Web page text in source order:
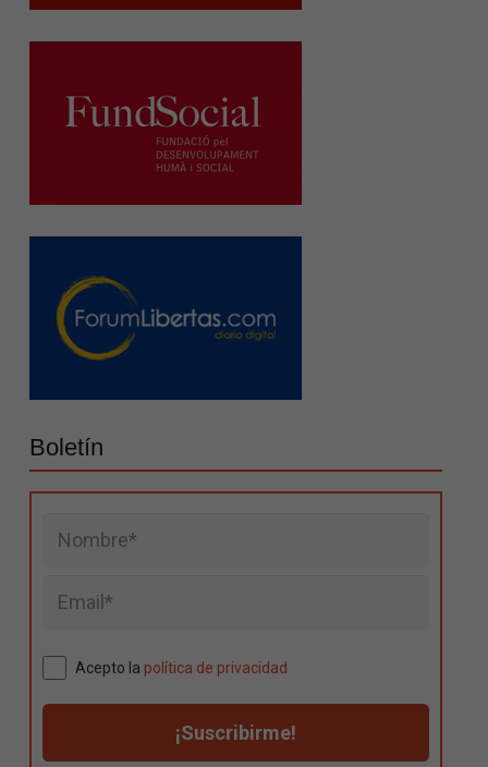
Boletín
Acepto la política de privacidad